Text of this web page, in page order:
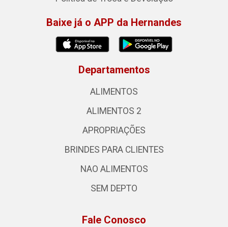
Baixe já o APP da Hernandes
Departamentos
ALIMENTOS
ALIMENTOS 2
APROPRIAÇÕES
BRINDES PARA CLIENTES
NAO ALIMENTOS
SEM DEPTO
Fale Conosco